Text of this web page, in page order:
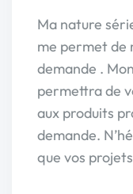
Ma nature
me permet de
demande .
permettra de
aux produits
demande.
que vos